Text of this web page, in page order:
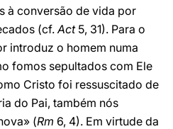
à conversão de vida por
(cf.Act5, 31). Para o
introduz o homem numa
fomos sepultados com Ele
Cristo foi ressuscitado de
do Pai, também nós
(Rm 6, 4). Em virtude da